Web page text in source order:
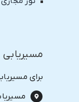
مسیریابی
برای